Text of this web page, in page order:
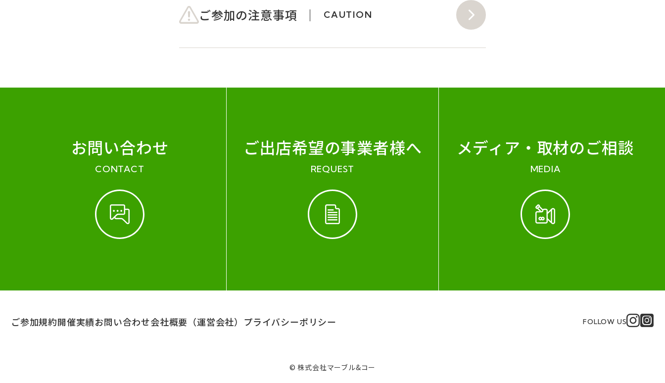
ご参加の注意事項 CAUTION
お問い合わせ
CONTACT
ご出店希望の事業者様へ
REQUEST
メディア・ 取材のご相談
MEDIA
ご参加規約開催実績お問い合わせ会社概要（運営会社） プライバシーポリシー FOLLOW US
© 株式会社マーブル&コー